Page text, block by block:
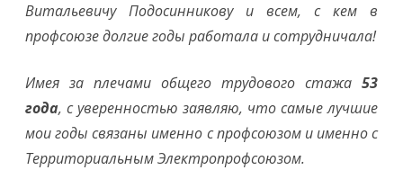
Витальевичу Подосинникову и всем, с кем в
профсоюзе долгие годы работала и сотрудничала!
Имея за плечами общего трудового стажа 53
года, с уверенностью заявляю, что самые лучшие
мои годы связаны именно с профсоюзом и именно с
Территориальным Электропрофсоюзом.